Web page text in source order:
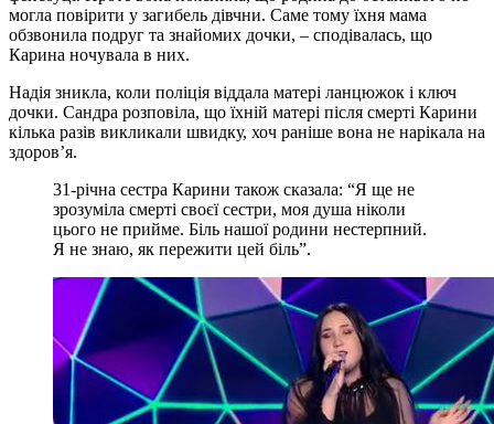
могла повірити у загибель дівчни. Саме тому їхня мама
обзвонила подруг та знайомих дочки, – сподівалась, що
Карина ночувала в них.
Надія зникла, коли поліція віддала матері ланцюжок і ключ
дочки. Сандра розповіла, що їхній матері після смерті Карини
кілька разів викликали швидку, хоч раніше вона не нарікала на
здоров’я.
31-річна сестра Карини також сказала: “Я ще не
зрозуміла смерті своєї сестри, моя душа ніколи
цього не прийме. Біль нашої родини нестерпний.
Я не знаю, як пережити цей біль”.